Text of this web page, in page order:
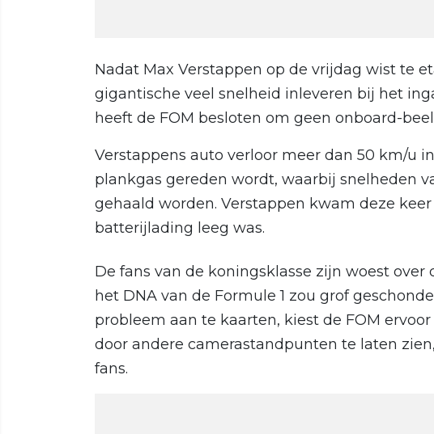
Nadat Max Verstappen op de vrijdag wist te
gigantische veel snelheid inleveren bij het
heeft de FOM besloten om geen onboard-
Verstappens auto verloor meer dan 50 km/u
plankgas gereden wordt, waarbij snelheden
gehaald worden. Verstappen kwam deze
batterijlading leeg was.
De fans van de koningsklasse zijn woest
het DNA van de Formule 1 zou grof
probleem aan te kaarten, kiest de FOM
door andere camerastandpunten te laten
fans.